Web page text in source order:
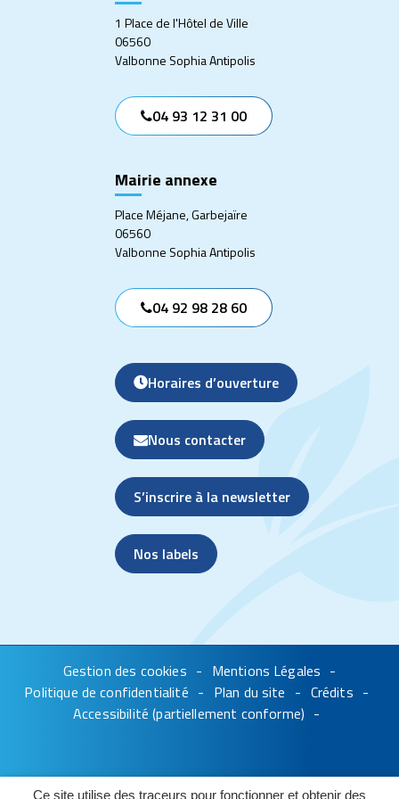
Ce site utilise des traceurs pour fonctionner et obtenir des
1 Place de l'Hôtel de Ville
06560
Valbonne Sophia Antipolis
04 93 12 31 00
Mairie annexe
Place Méjane, Garbejaïre
06560
Valbonne Sophia Antipolis
04 92 98 28 60
Horaires d’ouverture
Nous contacter
S’inscrire à la newsletter
Nos labels
Gestion des cookies
Mentions Légales
Politique de confidentialité
Plan du site
Crédits
Accessibilité (partiellement conforme)